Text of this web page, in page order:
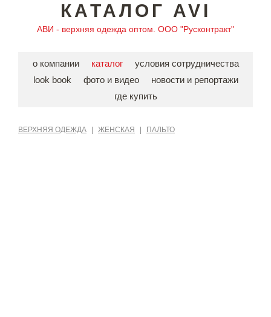
КАТАЛОГ AVI
АВИ - верхняя одежда оптом. ООО "Русконтракт"
о компании каталог
условия сотрудничества
look book
фото и видео
новости и репортажи
где купить
ВЕРХНЯЯ ОДЕЖДА ЖЕНСКАЯ ПАЛЬТО